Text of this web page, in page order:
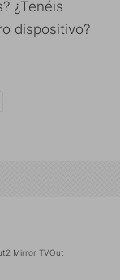
¿Tenéis
dispositivo?
Mirror TVOut